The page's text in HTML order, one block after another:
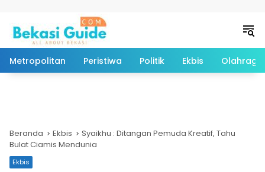
Metropolitan Peristiwa Politik Ekbis Olahraga
Beranda Ekbis
Syaikhu : Ditangan Pemuda Kreatif, Tahu
Bulat Ciamis Mendunia
Ekbis